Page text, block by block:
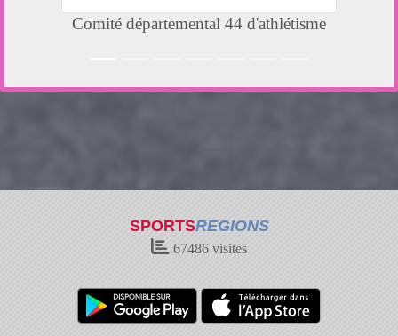
départemental 44 d'athlétisme
SPORTSREGIONS
67486 visites